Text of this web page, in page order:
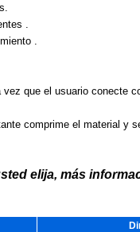
.
.
que el usuario conecte
comprime el material
elija, más